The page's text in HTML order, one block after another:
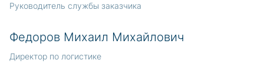
Руководитель службы заказчика
Федоров Михаил Михайлович
Директор по логистике